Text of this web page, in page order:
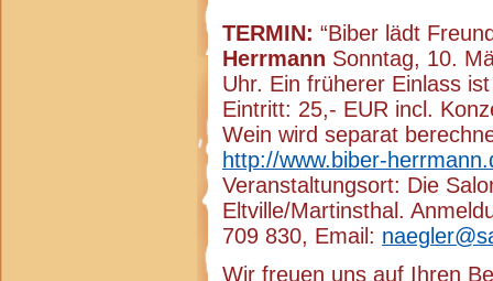
TERMIN: “Biber lädt
Herrmann Sonntag, 10.
Uhr. Ein früherer Einlass
Eintritt: 25,- EUR incl.
Wein wird separat
http://www.biber-
Veranstaltungsort: Die
Eltville/Martinsthal.
709 830, Email:
Wir freuen uns auf Ihren